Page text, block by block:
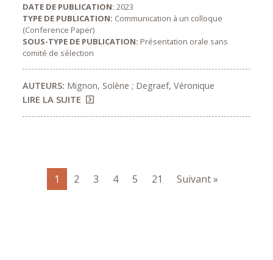
DATE DE PUBLICATION:2023
TYPE DE PUBLICATION: Communication à un colloque
(Conference Paper)
SOUS-TYPE DE PUBLICATION: Présentation orale sans
comité de sélection
AUTEURS: Mignon, Solène ; Degraef, Véronique
LIRE LA SUITE
1 2 3 4 5 21 Suivant »